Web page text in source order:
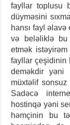
fayllar toplusu
düyməsini
hansı fayl
və beləliklə bu
etmək
fayllar çeşidinin
deməkdir yəni
müxtəlif
Sadəcə
hostinqə yəni
həmçinin bu